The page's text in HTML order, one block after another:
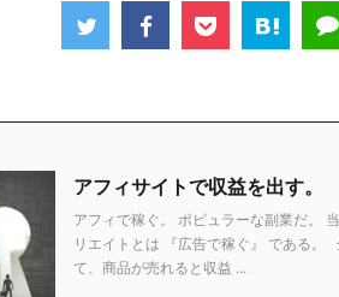
アフィサイトで収益を出す。
アフィで稼ぐ。 ポピュラーな副業だ。
リエイトとは 『広告で稼ぐ』 である。
て、商品が売れると収益 ...